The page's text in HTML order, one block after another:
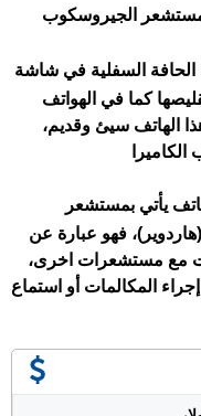
الجيروسكوب
الحافة السفلية في شاشة
كما في الهواتف
الهاتف سيئ وقديم،
يأتي بمستشعر
فهو عبارة عن
مع مستشعرات اخرى،
المكالمات أو استماع